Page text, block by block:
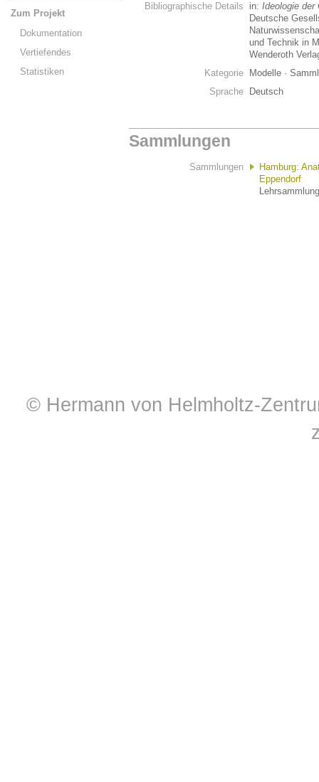
Zum Projekt
Dokumentation
Vertiefendes
Statistiken
Bibliographische Details
in: Ideologie der
Deutsche
und Technik in
Wenderoth
Kategorie
Modelle ·
Sprache
Deutsch
Sammlungen
Sammlungen
Hamburg:
Eppendorf
© Hermann von Helmholtz-